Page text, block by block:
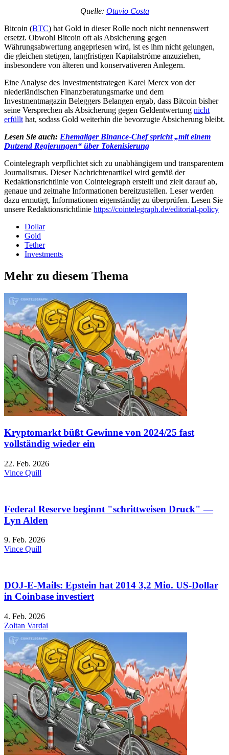
Quelle: Otavio Costa
Bitcoin (BTC) hat Gold in dieser Rolle noch nicht nennenswert
ersetzt. Obwohl Bitcoin oft als Absicherung gegen
Währungsabwertung angepriesen wird, ist es ihm nicht gelungen,
die gleichen stetigen, langfristigen Kapitalströme anzuziehen,
insbesondere von älteren und konservativeren Anlegern.
Eine Analyse des Investmentstrategen Karel Mercx von der
niederländischen Finanzberatungsmarke und dem
Investmentmagazin Beleggers Belangen ergab, dass Bitcoin bisher
seine Versprechen als Absicherung gegen Geldentwertung nicht
erfüllt hat, sodass Gold weiterhin die bevorzugte Absicherung bleibt.
Lesen Sie auch: Ehemaliger Binance-Chef spricht „mit einem
Dutzend Regierungen“ über Tokenisierung
Cointelegraph verpflichtet sich zu unabhängigem und transparentem
Journalismus. Dieser Nachrichtenartikel wird gemäß der
Redaktionsrichtlinie von Cointelegraph erstellt und zielt darauf ab,
genaue und zeitnahe Informationen bereitzustellen. Leser werden
dazu ermutigt, Informationen eigenständig zu überprüfen. Lesen Sie
unsere Redaktionsrichtlinie https://cointelegraph.de/editorial-policy
Dollar
Gold
Tether
Investments
Mehr zu diesem Thema
Kryptomarkt büßt Gewinne von 2024/25 fast
vollständig wieder ein
22. Feb. 2026
Vince Quill
Federal Reserve beginnt "schrittweisen Druck" —
Lyn Alden
9. Feb. 2026
Vince Quill
DOJ-E-Mails: Epstein hat 2014 3,2 Mio. US-Dollar
in Coinbase investiert
4. Feb. 2026
Zoltan Vardai